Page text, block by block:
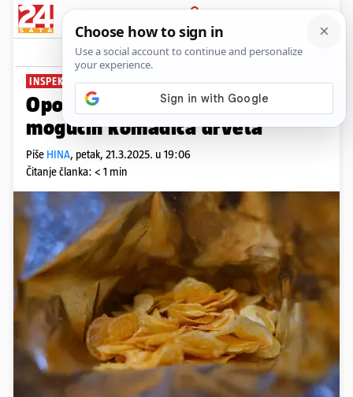
PRIJAVA
News Komentari
INSPEKTORAT OBJAVIO
Opozvali su krumpirov čips zbog
mogućih komadića drveta
Piše HINA, petak, 21.3.2025. u 19:06
Čitanje članka: < 1 min